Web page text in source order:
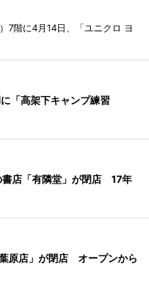
7階に4月14日、「ユニクロ ヨ
「高架下キャンプ練習
書店「有隣堂」が閉店 17年
葉原店」が閉店 オープンから